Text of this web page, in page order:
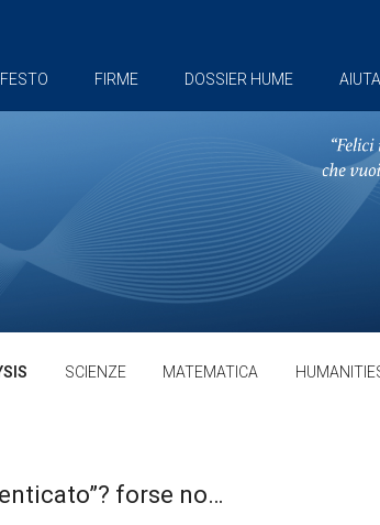
FIRME DOSSIER HUME
SCIENZE MATEMATICA
forse no…